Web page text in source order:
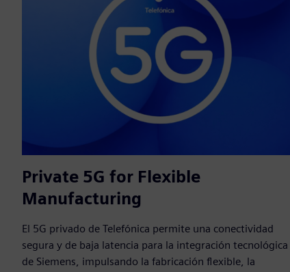
Private 5G for Flexible
Manufacturing
El 5G privado de Telefónica permite una conectividad
segura y de baja latencia para la integración tecnológica
de Siemens, impulsando la fabricación flexible, la